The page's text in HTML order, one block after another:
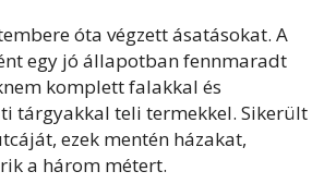
óta végzett ásatásokat. A
egy jó állapotban fennmaradt
komplett falakkal és
tárgyakkal teli termekkel. Sikerült
ezek mentén házakat,
a három métert.